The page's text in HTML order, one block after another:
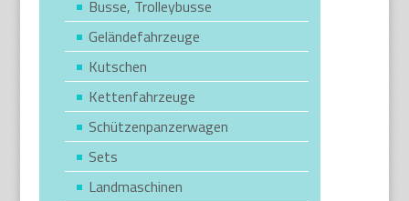
Busse, Trolleybusse
Geländefahrzeuge
Kutschen
Kettenfahrzeuge
Schützenpanzerwagen
Sets
Landmaschinen